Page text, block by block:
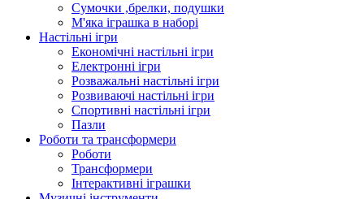
Сумочки ,брелки, подушки
М'яка іграшка в наборі
Настільні ігри
Економічні настільні ігри
Електронні ігри
Розважальні настільні ігри
Розвиваючі настільні ігри
Спортивні настільні ігри
Пазли
Роботи та трансформери
Роботи
Трансформери
Інтерактивні іграшки